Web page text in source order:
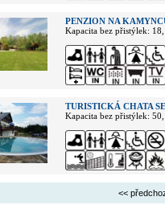
PENZION NA
Kapacita bez přistýlek:
TURISTICKÁ CHATA
Kapacita bez přistýlek:
<<